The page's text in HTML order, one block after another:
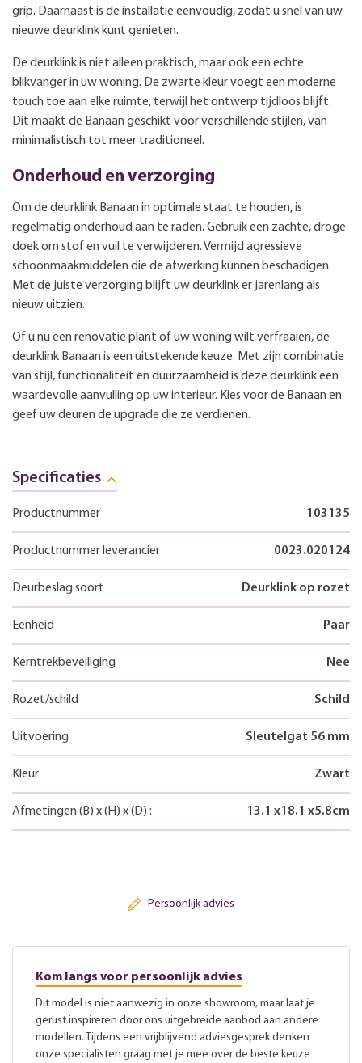
grip. Daarnaast is de installatie eenvoudig, zodat u snel van uw
nieuwe deurklink kunt genieten.
De deurklink is niet alleen praktisch, maar ook een echte
blikvanger in uw woning. De zwarte kleur voegt een moderne
touch toe aan elke ruimte, terwijl het ontwerp tijdloos blijft.
Dit maakt de Banaan geschikt voor verschillende stijlen, van
minimalistisch tot meer traditioneel.
Onderhoud en verzorging
Om de deurklink Banaan in optimale staat te houden, is
regelmatig onderhoud aan te raden. Gebruik een zachte, droge
doek om stof en vuil te verwijderen. Vermijd agressieve
schoonmaakmiddelen die de afwerking kunnen beschadigen.
Met de juiste verzorging blijft uw deurklink er jarenlang als
nieuw uitzien.
Of u nu een renovatie plant of uw woning wilt verfraaien, de
deurklink Banaan is een uitstekende keuze. Met zijn combinatie
van stijl, functionaliteit en duurzaamheid is deze deurklink een
waardevolle aanvulling op uw interieur. Kies voor de Banaan en
geef uw deuren de upgrade die ze verdienen.
Specificaties
Productnummer 103135
Productnummer leverancier 0023.020124
Deurbeslag soort Deurklink op rozet
Eenheid Paar
Kerntrekbeveiliging Nee
Rozet/schild Schild
Uitvoering Sleutelgat 56 mm
Kleur Zwart
Afmetingen (B) x(H) x(D) : 13.1 x18.1 x5.8cm
Persoonlijk advies
Kom langs voor persoonlijk advies
Dit model is niet aanwezig in onze showroom, maar laat je
gerust inspireren door ons uitgebreide aanbod aan andere
modellen. Tijdens een vrijblijvend adviesgesprek denken
onze specialisten graag met je mee over de beste keuze